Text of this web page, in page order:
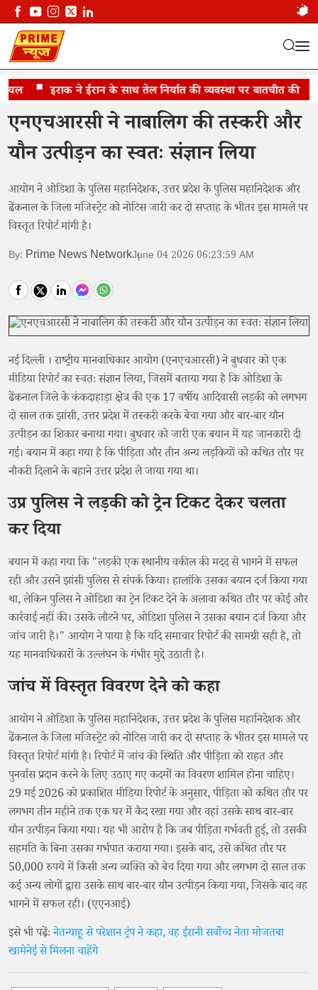
इराक ने ईरान के साथ तेल निर्यात की व्यवस्था पर बातचीत की
ओडिशा और उत्तर प्रदेश को नोटिस जारी
एनएचआरसी ने नाबालिग की तस्करी और
यौन उत्पीड़न का स्वतः संज्ञान लिया
आयोग ने ओडिशा के पुलिस महानिदेशक, उत्तर प्रदेश के पुलिस महानिदेशक और
ढेंकनाल के जिला मजिस्ट्रेट को नोटिस जारी कर दो सप्ताह के भीतर इस मामले पर
विस्तृत रिपोर्ट मांगी है।
By: Prime News NetworkJune 04 2026 06:23:59 AM
नई दिल्ली । राष्ट्रीय मानवाधिकार आयोग (एनएचआरसी) ने बुधवार को एक
मीडिया रिपोर्ट का स्वतः संज्ञान लिया, जिसमें बताया गया है कि ओडिशा के
ढेंकनाल जिले के कंकदाहाड़ा क्षेत्र की एक 17 वर्षीय आदिवासी लड़की को लगभग
दो साल तक झांसी, उत्तर प्रदेश में तस्करी करके बेचा गया और बार-बार यौन
उत्पीड़न का शिकार बनाया गया। बुधवार को जारी एक बयान में यह जानकारी दी
गई। बयान में कहा गया है कि पीड़िता और तीन अन्य लड़कियों को कथित तौर पर
नौकरी दिलाने के बहाने उत्तर प्रदेश ले जाया गया था।
उप्र पुलिस ने लड़की को ट्रेन टिकट देकर चलता
कर दिया
बयान में कहा गया कि "लड़की एक स्थानीय वकील की मदद से भागने में सफल
रही और उसने झांसी पुलिस से संपर्क किया। हालांकि उसका बयान दर्ज किया गया
था, लेकिन पुलिस ने ओडिशा का ट्रेन टिकट देने के अलावा कथित तौर पर कोई और
कार्रवाई नहीं की। उसके लौटने पर, ओडिशा पुलिस ने उसका बयान दर्ज किया और
जांच जारी है।" आयोग ने पाया है कि यदि समाचार रिपोर्ट की सामग्री सही है, तो
यह मानवाधिकारों के उल्लंघन के गंभीर मुद्दे उठाती है।
जांच में विस्तृत विवरण देने को कहा
आयोग ने ओडिशा के पुलिस महानिदेशक, उत्तर प्रदेश के पुलिस महानिदेशक और
ढेंकनाल के जिला मजिस्ट्रेट को नोटिस जारी कर दो सप्ताह के भीतर इस मामले पर
विस्तृत रिपोर्ट मांगी है। रिपोर्ट में जांच की स्थिति और पीड़िता को राहत और
पुनर्वास प्रदान करने के लिए उठाए गए कदमों का विवरण शामिल होना चाहिए।
29 मई 2026 को प्रकाशित मीडिया रिपोर्ट के अनुसार, पीड़िता को कथित तौर पर
लगभग तीन महीने तक एक घर में कैद रखा गया और वहां उसके साथ बार-बार
यौन उत्पीड़न किया गया। यह भी आरोप है कि जब पीड़िता गर्भवती हुई, तो उसकी
सहमति के बिना उसका गर्भपात कराया गया। इसके बाद, उसे कथित तौर पर
50,000 रुपये में किसी अन्य व्यक्ति को बेच दिया गया और लगभग दो साल तक
कई अन्य लोगों द्वारा उसके साथ बार-बार यौन उत्पीड़न किया गया, जिसके बाद वह
भागने में सफल रही। (एएनआई)
इसे भी पढ़ेंःनेतन्याहू से परेशान ट्रंप ने कहा, वह ईरानी सर्वोच्च नेता मोजतबा
खामेनेई से मिलना चाहेंगे